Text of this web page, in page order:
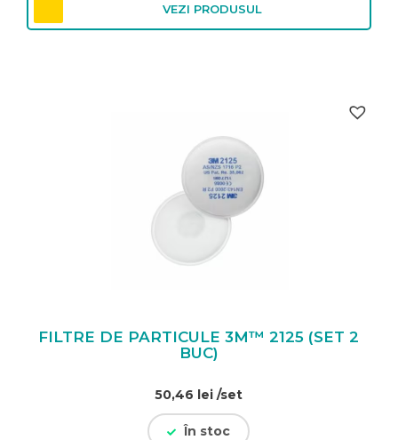
VEZI PRODUSUL
FILTRE DE PARTICULE 3M™ 2125 (SET 2
BUC)
50,46 lei /set
În stoc